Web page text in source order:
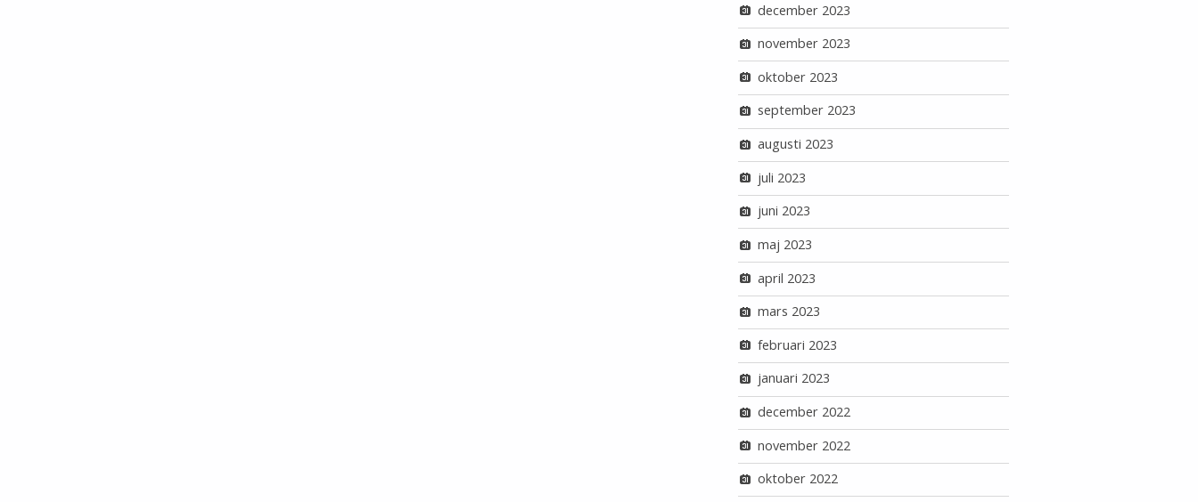
december 2023
november 2023
oktober 2023
september 2023
augusti 2023
juli 2023
juni 2023
maj 2023
april 2023
mars 2023
februari 2023
januari 2023
december 2022
november 2022
oktober 2022